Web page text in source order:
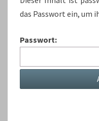
das Passwort ein, um
Passwort: